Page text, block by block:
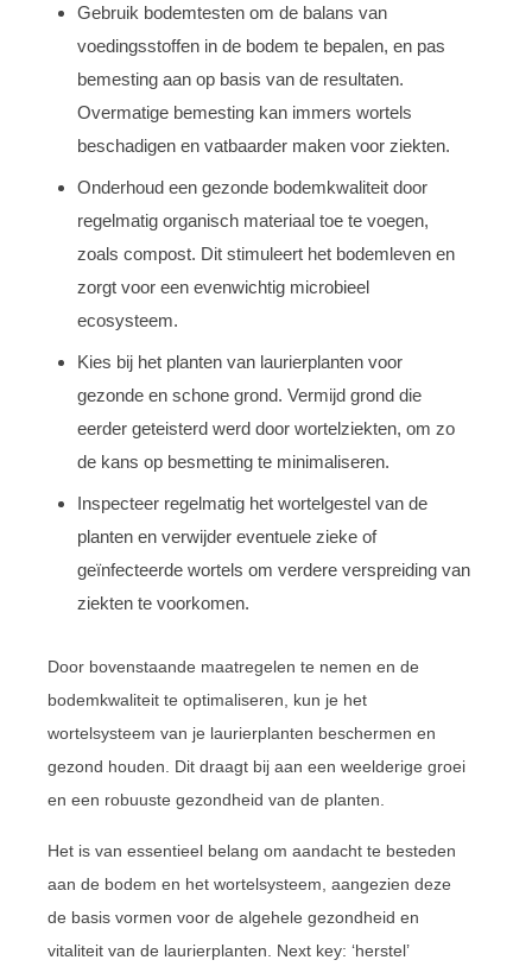
Gebruik bodemtesten om de balans van
voedingsstoffen in de bodem te bepalen, en pas
bemesting aan op basis van de resultaten.
Overmatige bemesting kan immers wortels
beschadigen en vatbaarder maken voor ziekten.
Onderhoud een gezonde bodemkwaliteit door
regelmatig organisch materiaal toe te voegen,
zoals compost. Dit stimuleert het bodemleven en
zorgt voor een evenwichtig microbieel
ecosysteem.
Kies bij het planten van laurierplanten voor
gezonde en schone grond. Vermijd grond die
eerder geteisterd werd door wortelziekten, om zo
de kans op besmetting te minimaliseren.
Inspecteer regelmatig het wortelgestel van de
planten en verwijder eventuele zieke of
geïnfecteerde wortels om verdere verspreiding van
ziekten te voorkomen.
Door bovenstaande maatregelen te nemen en de
bodemkwaliteit te optimaliseren, kun je het
wortelsysteem van je laurierplanten beschermen en
gezond houden. Dit draagt bij aan een weelderige groei
en een robuuste gezondheid van de planten.
Het is van essentieel belang om aandacht te besteden
aan de bodem en het wortelsysteem, aangezien deze
de basis vormen voor de algehele gezondheid en
vitaliteit van de laurierplanten. Next key: ‘herstel’